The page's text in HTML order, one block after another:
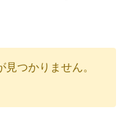
つかりません。